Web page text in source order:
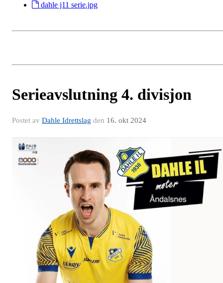
dahle j11 serie.jpg
Serieavslutning 4. divisjon
Postet av Dahle Idrettslag den 16. okt 2024